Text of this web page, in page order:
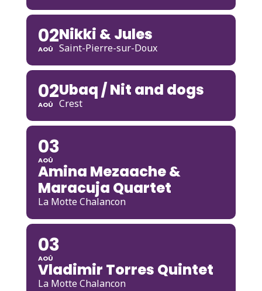
02
AOÛ
Nikki & Jules
Saint-Pierre-sur-Doux
02
AOÛ
Ubaq / Nit and dogs
Crest
03
AOÛ
Amina Mezaache &
Maracuja Quartet
La Motte Chalancon
03
AOÛ
Vladimir Torres Quintet
La Motte Chalancon